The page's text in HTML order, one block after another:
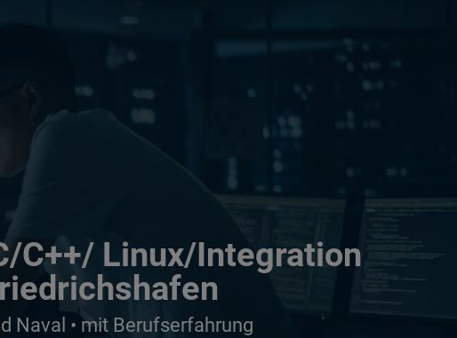
C++/ Linux/Integration
Naval • mit Berufserfahrung